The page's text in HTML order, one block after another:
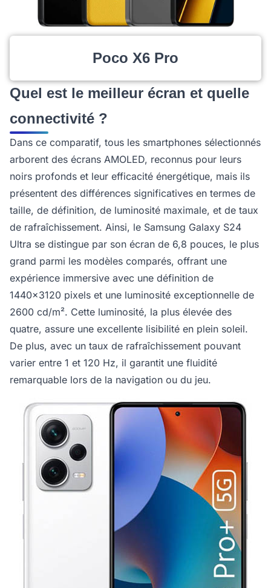
Poco X6 Pro
Quel est le meilleur écran et quelle
connectivité ?
Dans ce comparatif, tous les smartphones sélectionnés
arborent des écrans AMOLED, reconnus pour leurs
noirs profonds et leur efficacité énergétique, mais ils
présentent des différences significatives en termes de
taille, de définition, de luminosité maximale, et de taux
de rafraîchissement. Ainsi, le Samsung Galaxy S24
Ultra se distingue par son écran de 6,8 pouces, le plus
grand parmi les modèles comparés, offrant une
expérience immersive avec une définition de
1440x3120 pixels et une luminosité exceptionnelle de
2600 cd/m². Cette luminosité, la plus élevée des
quatre, assure une excellente lisibilité en plein soleil.
De plus, avec un taux de rafraîchissement pouvant
varier entre 1 et 120 Hz, il garantit une fluidité
remarquable lors de la navigation ou du jeu.